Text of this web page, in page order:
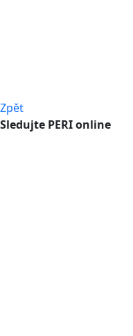
Zpět
Sledujte PERI online